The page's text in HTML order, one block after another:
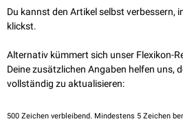
Du kannst den Artikel selbst verbessern,
klickst.
Alternativ kümmert sich unser Flexikon-
Deine zusätzlichen Angaben helfen uns,
vollständig zu aktualisieren:
500 Zeichen verbleibend. Mindestens 5 Zeichen